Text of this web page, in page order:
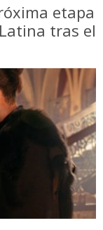
etapa
tras el